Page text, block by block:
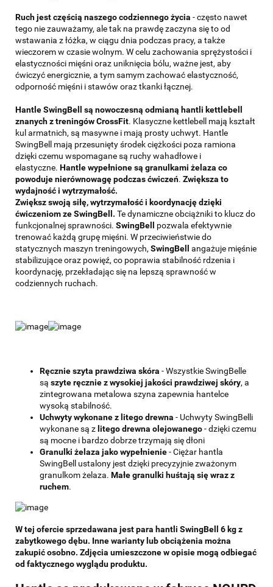
Ruch jest częścią naszego codziennego życia - często nawet
tego nie zauważamy, ale tak na prawdę zaczyna się to od
wstawania z łóżka, w ciągu dnia podczas pracy, a także
wieczorem w czasie wolnym. W celu zachowania sprężystości i
elastyczności mięśni oraz uniknięcia bólu, ważne jest, aby
ćwiczyć energicznie, a tym samym zachować elastyczność,
odporność mięśni i stawów oraz tkanki łącznej.
Hantle SwingBell są nowoczesną odmianą hantli kettlebell
znanych z treningów CrossFit. Klasyczne kettlebell mają kształt
kul armatnich, są masywne i mają prosty uchwyt. Hantle
SwingBell mają przesunięty środek ciężkości poza ramiona
dzięki czemu wspomagane są ruchy wahadłowe i
elastyczne. Hantle wypełnione są granulkami żelaza co
powoduje nierównowagę podczas ćwiczeń. Zwiększa to
wydajność i wytrzymałość.
Zwiększ swoją siłę, wytrzymałość i koordynację dzięki
ćwiczeniom ze SwingBell. Te dynamiczne obciążniki to klucz do
funkcjonalnej sprawności. SwingBell
pozwala efektywnie
trenować każdą grupę mięśni. W przeciwieństwie do
statycznych maszyn treningowych, SwingBell
angażuje mięśnie
stabilizujące oraz powięź, co poprawia stabilność rdzenia i
koordynację, przekładając się na lepszą sprawność w
codziennych ruchach.
Ręcznie szyta prawdziwa skóra - Wszystkie SwingBelle
są szyte ręcznie z wysokiej jakości prawdziwej skóry, a
zintegrowana metalowa szyna zapewnia hantelce
wysoką stabilność.
Uchwyty wykonane z litego drewna - Uchwyty SwingBelli
wykonane są z litego drewna olejowanego- dzięki czemu
są mocne i bardzo dobrze trzymają się dłoni
Granulki żelaza jako wypełnienie- Ciężar hantla
SwingBell ustalony jest dzięki precyzyjnie zważonym
granulkom żelaza. Małe granulki huśtają się wraz z
ruchem.
W tej ofercie sprzedawana jest para hantli SwingBell 6 kg z
zabytkowego dębu. Inne warianty lub obciążenia można
zakupić osobno. Zdjęcia umieszczone w opisie mogą odbiegać
od faktycznego wyglądu produktu.